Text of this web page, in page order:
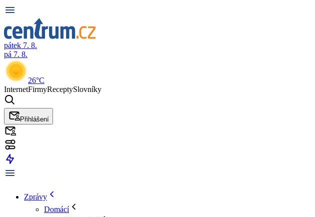
pátek 7. 8.
pá 7. 8.
26°C
InternetFirmyReceptySlovníky
Přihlášení
Zprávy
Domácí